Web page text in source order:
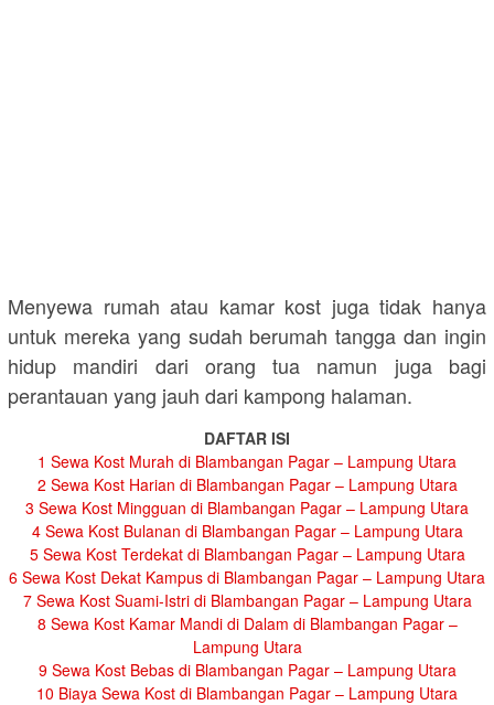
Menyewa rumah atau kamar kost juga tidak hanya
untuk mereka yang sudah berumah tangga dan ingin
hidup mandiri dari orang tua namun juga bagi
perantauan yang jauh dari kampong halaman.
DAFTAR ISI
1 Sewa Kost Murah di Blambangan Pagar – Lampung Utara
2 Sewa Kost Harian di Blambangan Pagar – Lampung Utara
3 Sewa Kost Mingguan di Blambangan Pagar – Lampung Utara
4 Sewa Kost Bulanan di Blambangan Pagar – Lampung Utara
5 Sewa Kost Terdekat di Blambangan Pagar – Lampung Utara
6 Sewa Kost Dekat Kampus di Blambangan Pagar – Lampung Utara
7 Sewa Kost Suami-Istri di Blambangan Pagar – Lampung Utara
8 Sewa Kost Kamar Mandi di Dalam di Blambangan Pagar –
Lampung Utara
9 Sewa Kost Bebas di Blambangan Pagar – Lampung Utara
10 Biaya Sewa Kost di Blambangan Pagar – Lampung Utara